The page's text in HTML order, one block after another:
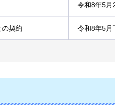
令和8年5月
契約 令和8年5月